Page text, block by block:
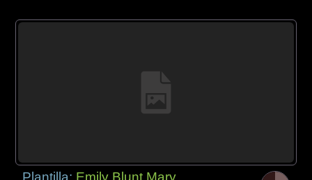
Plantilla: Emily Blunt Mary